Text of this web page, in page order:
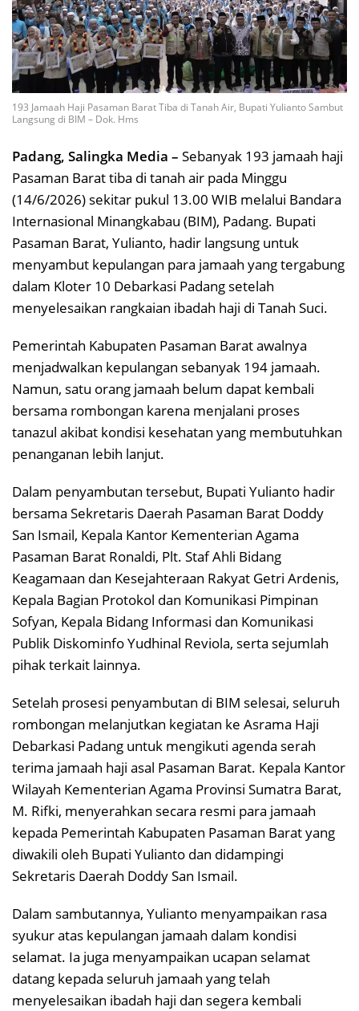
193 Jamaah Haji Pasaman Barat Tiba di Tanah Air, Bupati Yulianto Sambut
Langsung di BIM – Dok. Hms
Padang, Salingka Media – Sebanyak 193 jamaah haji
Pasaman Barat tiba di tanah air pada Minggu
(14/6/2026) sekitar pukul 13.00 WIB melalui Bandara
Internasional Minangkabau (BIM), Padang. Bupati
Pasaman Barat, Yulianto, hadir langsung untuk
menyambut kepulangan para jamaah yang tergabung
dalam Kloter 10 Debarkasi Padang setelah
menyelesaikan rangkaian ibadah haji di Tanah Suci.
Pemerintah Kabupaten Pasaman Barat awalnya
menjadwalkan kepulangan sebanyak 194 jamaah.
Namun, satu orang jamaah belum dapat kembali
bersama rombongan karena menjalani proses
tanazul akibat kondisi kesehatan yang membutuhkan
penanganan lebih lanjut.
Dalam penyambutan tersebut, Bupati Yulianto hadir
bersama Sekretaris Daerah Pasaman Barat Doddy
San Ismail, Kepala Kantor Kementerian Agama
Pasaman Barat Ronaldi, Plt. Staf Ahli Bidang
Keagamaan dan Kesejahteraan Rakyat Getri Ardenis,
Kepala Bagian Protokol dan Komunikasi Pimpinan
Sofyan, Kepala Bidang Informasi dan Komunikasi
Publik Diskominfo Yudhinal Reviola, serta sejumlah
pihak terkait lainnya.
Setelah prosesi penyambutan di BIM selesai, seluruh
rombongan melanjutkan kegiatan ke Asrama Haji
Debarkasi Padang untuk mengikuti agenda serah
terima jamaah haji asal Pasaman Barat. Kepala Kantor
Wilayah Kementerian Agama Provinsi Sumatra Barat,
M. Rifki, menyerahkan secara resmi para jamaah
kepada Pemerintah Kabupaten Pasaman Barat yang
diwakili oleh Bupati Yulianto dan didampingi
Sekretaris Daerah Doddy San Ismail.
Dalam sambutannya, Yulianto menyampaikan rasa
syukur atas kepulangan jamaah dalam kondisi
selamat. Ia juga menyampaikan ucapan selamat
datang kepada seluruh jamaah yang telah
menyelesaikan ibadah haji dan segera kembali